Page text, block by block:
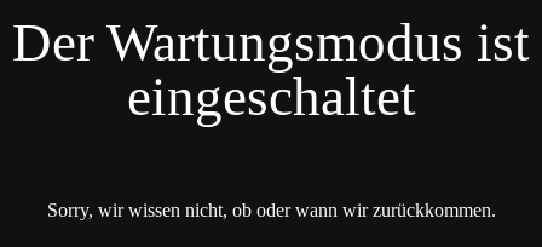
Der Wartungsmodus ist
eingeschaltet
Sorry, wir wissen nicht, ob oder wann wir zurückkommen.